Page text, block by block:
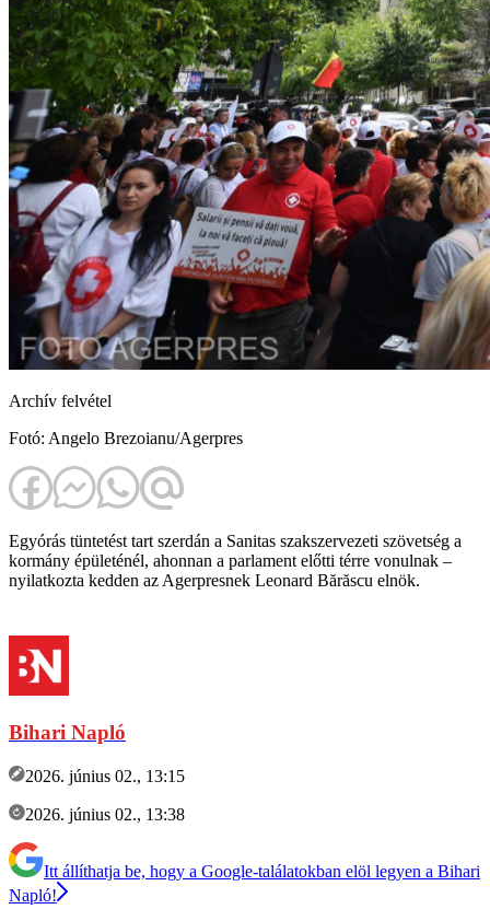
Archív felvétel
Fotó: Angelo Brezoianu/Agerpres
Egyórás tüntetést tart szerdán a Sanitas szakszervezeti szövetség a
kormány épületénél, ahonnan a parlament előtti térre vonulnak –
nyilatkozta kedden az Agerpresnek Leonard Bărăscu elnök.
Bihari Napló
2026. június 02., 13:15
2026. június 02., 13:38
Itt állíthatja be, hogy a Google-találatokban elöl legyen a Bihari
Napló!